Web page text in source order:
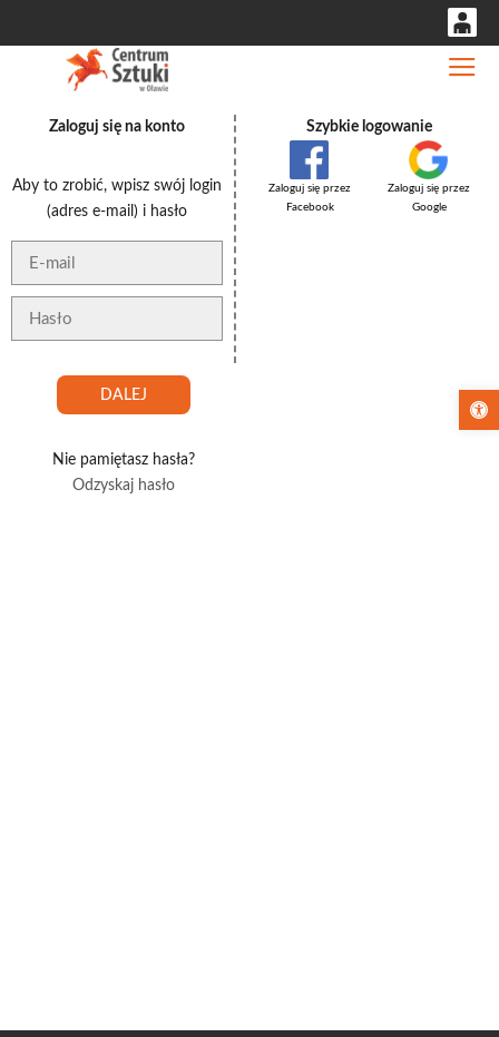
Otwórz
Zaloguj się na konto
Aby to zrobić, wpisz swój login
(adres e-mail) i hasło
Nie pamiętasz hasła?
Odzyskaj hasło
Szybkie logowanie
Zaloguj się przez
Facebook
Zaloguj się przez
Google